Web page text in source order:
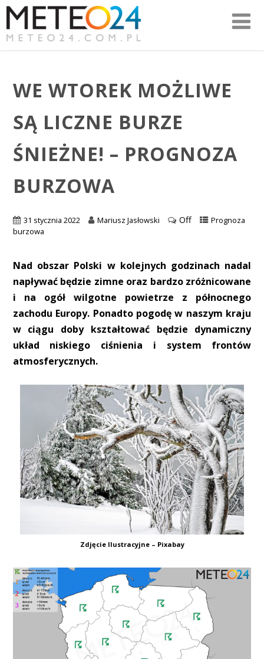
WE WTOREK MOŻLIWE
SĄ LICZNE BURZE
ŚNIEŻNE! – PROGNOZA
BURZOWA
31 stycznia 2022 Mariusz Jasłowski Off
Prognoza
burzowa
Nad obszar Polski w kolejnych godzinach nadal
napływać będzie zimne oraz bardzo zróżnicowane
i na ogół wilgotne powietrze z północnego
zachodu Europy. Ponadto pogodę w naszym kraju
w ciągu doby kształtować będzie dynamiczny
układ niskiego ciśnienia i system frontów
atmosferycznych.
Zdjęcie Ilustracyjne – Pixabay